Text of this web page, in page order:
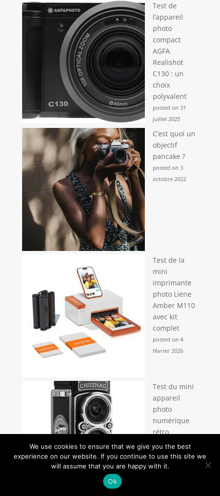
Test de
l’appareil
photo
compact
AGFA
Realishot
C130 : un
choix
polyvalent
posted on 31
juillet 2025
C’est quoi un
objectif
pancake ?
posted on 3
octobre 2022
Test de la
mini
imprimante
photo Liene
Amber M110
avec kit
complet
posted on 4
février 2026
Test du mini
appareil
photo
numérique
rétro
CHUZHAO :
compact et
idéal pour
We use cookies to ensure that we give you the best
experience on our website. If you continue to use this site we
will assume that you are happy with it.
Ok